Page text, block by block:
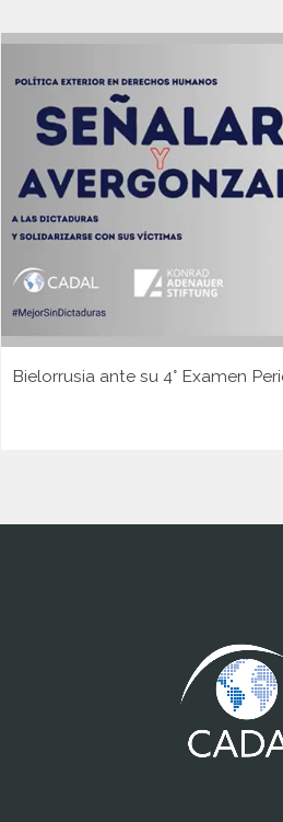
Bielorrusia ante su 4° Examen